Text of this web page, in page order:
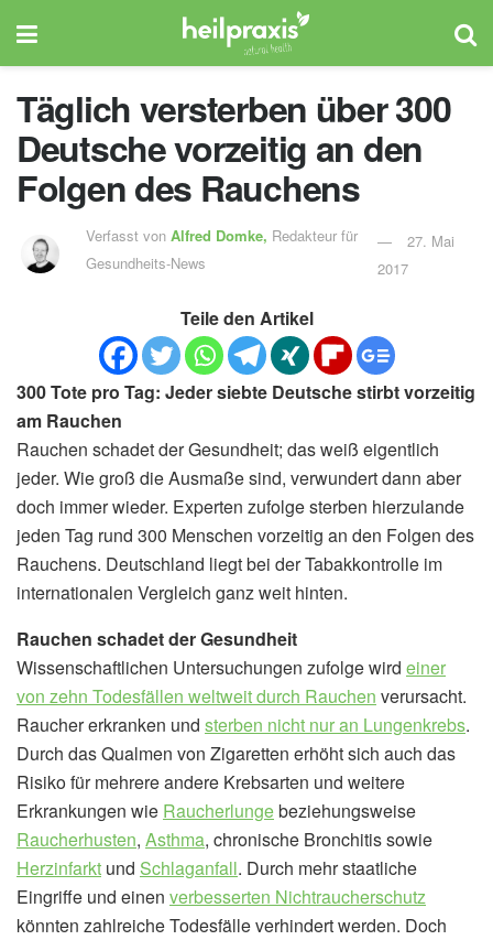
Täglich versterben über 300
Deutsche vorzeitig an den
Folgen des Rauchens
Verfasst vonAlfred Domke, Redakteur für
Gesundheits-News
27. Mai
2017
Teile den Artikel
300 Tote pro Tag: Jeder siebte Deutsche stirbt vorzeitig
am Rauchen
Rauchen schadet der Gesundheit; das weiß eigentlich
jeder. Wie groß die Ausmaße sind, verwundert dann aber
doch immer wieder. Experten zufolge sterben hierzulande
jeden Tag rund 300 Menschen vorzeitig an den Folgen des
Rauchens. Deutschland liegt bei der Tabakkontrolle im
internationalen Vergleich ganz weit hinten.
Rauchen schadet der Gesundheit
Wissenschaftlichen Untersuchungen zufolge wird einer
von zehn Todesfällen weltweit durch Rauchen verursacht.
Raucher erkranken und sterben nicht nur an Lungenkrebs.
Durch das Qualmen von Zigaretten erhöht sich auch das
Risiko für mehrere andere Krebsarten und weitere
Erkrankungen wie Raucherlungebeziehungsweise
Raucherhusten, Asthma, chronische Bronchitis sowie
Herzinfarkt und Schlaganfall. Durch mehr staatliche
Eingriffe und einen verbesserten Nichtraucherschutz
könnten zahlreiche Todesfälle verhindert werden. Doch